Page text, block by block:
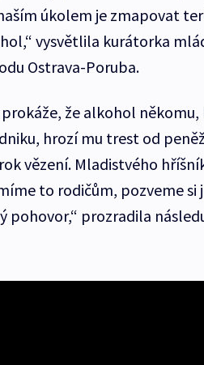
úkolem je zmapovat
vysvětlila kurátorka
Ostrava-Poruba.
že alkohol
hrozí mu trest od
vězení. Mladistvého
to rodičům, pozveme si
pohovor,“ prozradila